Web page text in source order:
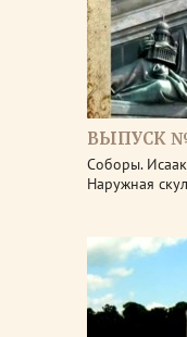
ВЫПУСК
Соборы.
Наружная